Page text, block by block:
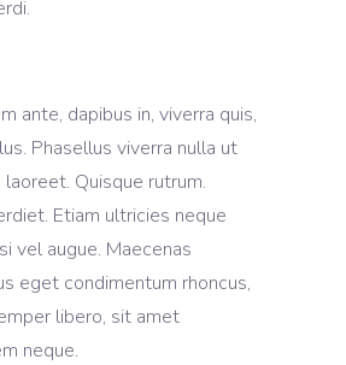
ante, dapibus in, viverra quis,
Phasellus viverra nulla ut
Quisque rutrum.
Etiam ultricies neque
vel augue. Maecenas
eget condimentum rhoncus,
libero, sit amet
neque.